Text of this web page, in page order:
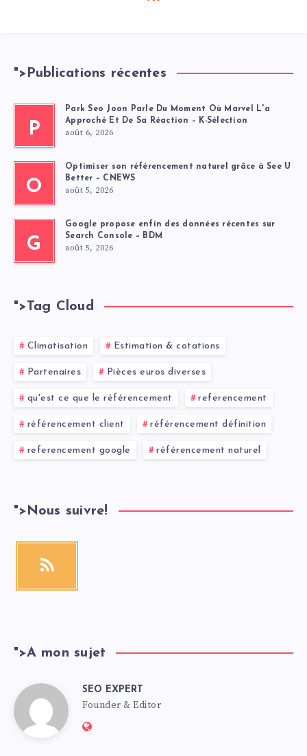
"> Publications récentes
P
Park Seo Joon Parle Du Moment Où Marvel L'a
Approché Et De Sa Réaction – K-Sélection
août 6, 2026
O
Optimiser son référencement naturel grâce à See U
Better – CNEWS
août 5, 2026
G
Google propose enfin des données récentes sur
Search Console – BDM
août 5, 2026
">Tag Cloud
Climatisation Estimation & cotations
Partenaires Pièces euros diverses
qu'est ce que le référencement referencement
référencement client référencement définition
referencement google référencement naturel
"> Nous suivre!
">A mon sujet
SEO EXPERT
Founder & Editor